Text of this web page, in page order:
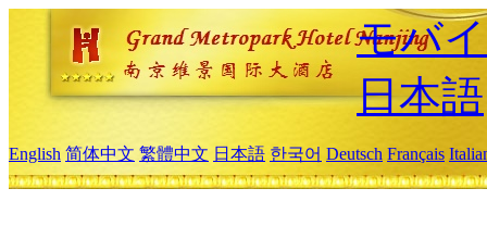
モバ
日本語
English 简体中文 繁體中文 日本語 한국어 Deutsch Français